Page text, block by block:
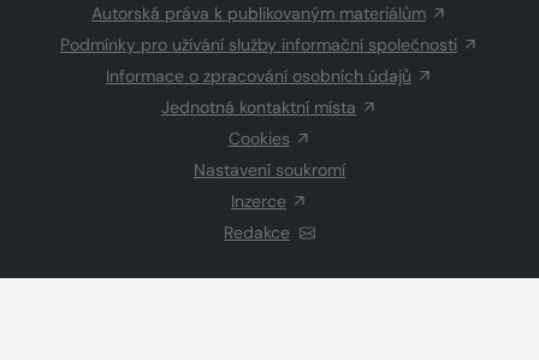
Autorská práva k publikovaným materiálům
Podmínky pro užívání služby informační společnosti
Informace o zpracování osobních údajů
Jednotná kontaktní místa
Cookies
Nastavení soukromí
Inzerce
Redakce